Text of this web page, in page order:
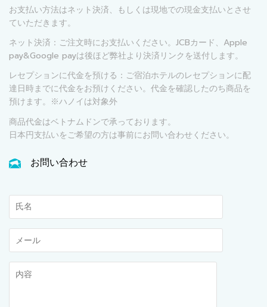
お支払い方法はネット決済、もしくは現地での現金支払いとさせ
ていただきます。
ネット決済：ご注文時にお支払いください。JCBカード、Apple
pay&Google payは後ほど弊社より決済リンクを送付します。
レセプションに代金を預ける：ご宿泊ホテルのレセプションに配
達日時までに代金をお預けください。代金を確認したのち商品を
預けます。※ハノイは対象外
商品代金はベトナムドンで承っております。
日本円支払いをご希望の方は事前にお問い合わせください。
お問い合わせ